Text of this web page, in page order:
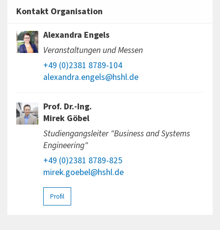
Kontakt Organisation
Alexandra Engels
Veranstaltungen und Messen
+49 (0)2381 8789-104
alexandra.engels@hshl.de
Prof. Dr.-Ing.
Mirek Göbel
Studiengangsleiter "Business and Systems
Engineering"
+49 (0)2381 8789-825
mirek.goebel@hshl.de
Profil